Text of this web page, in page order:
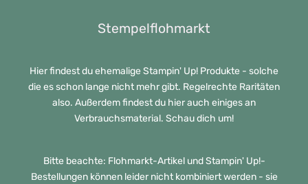
Stempelflohmarkt
Hier findest du ehemalige Stampin' Up! Produkte - solche
die es schon lange nicht mehr gibt. Regelrechte Raritäten
also. Außerdem findest du hier auch einiges an
Verbrauchsmaterial. Schau dich um!
Bitte beachte: Flohmarkt-Artikel und Stampin' Up!-
Bestellungen können leider nicht kombiniert werden - sie